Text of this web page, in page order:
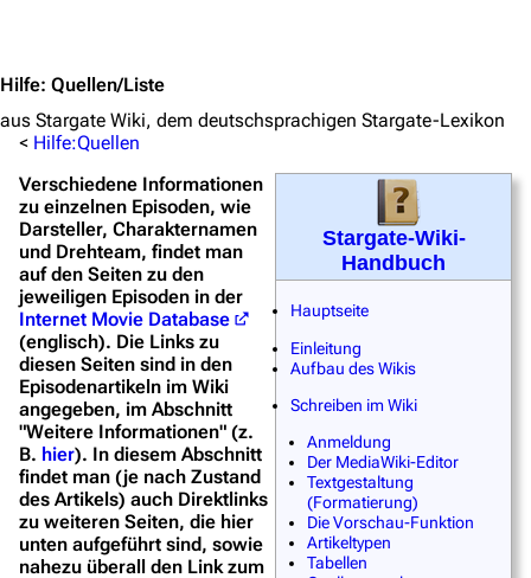
Zufälliger Artikel
Spezialseiten
Datei hochladen
Filme und Serien
Überblick
Stargate SG-1
Stargate Atlantis
Stargate Universe
Stargate Origins
Stargate Infinity
Stargate-Romane
Filme
Hilfe: Quellen/Liste
aus Stargate Wiki, dem deutschsprachigen Stargate-Lexikon
< Hilfe:Quellen
Stargate-Wiki-
Handbuch
Hauptseite
Einleitung
Aufbau des Wikis
Schreiben im Wiki
Anmeldung
Der MediaWiki-Editor
Textgestaltung
(Formatierung)
Die Vorschau-Funktion
Artikeltypen
Tabellen
Verschiedene Informationen
zu einzelnen Episoden, wie
Darsteller, Charakternamen
und Drehteam, findet man
auf den Seiten zu den
jeweiligen Episoden in der
Internet Movie Database
(englisch). Die Links zu
diesen Seiten sind in den
Episodenartikeln im Wiki
angegeben, im Abschnitt
"Weitere Informationen" (z.
B. hier). In diesem Abschnitt
findet man (je nach Zustand
des Artikels) auch Direktlinks
zu weiteren Seiten, die hier
unten aufgeführt sind, sowie
nahezu überall den Link zum